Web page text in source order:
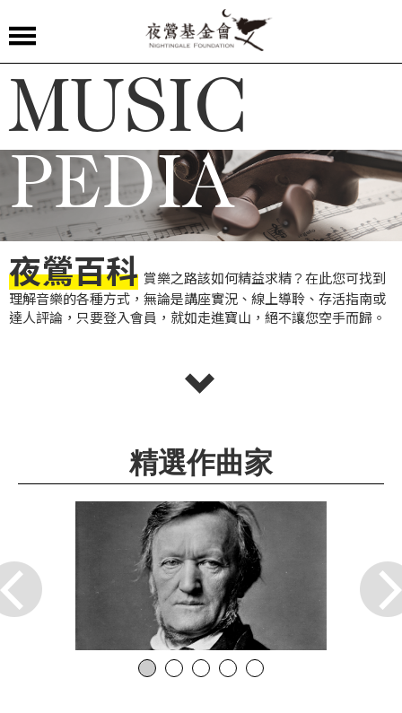
鶯
嚴
選
夜
鶯
導
聆
夜
鶯
圖
講
師
MUSIC
PEDIA
夜鶯百科 賞樂之路該如何精益求精？在此您可找到
理解音樂的各種方式，無論是講座實況、線上導聆、存活指南或
達人評論，只要登入會員，就如走進寶山，絕不讓您空手而歸。
精選作曲家